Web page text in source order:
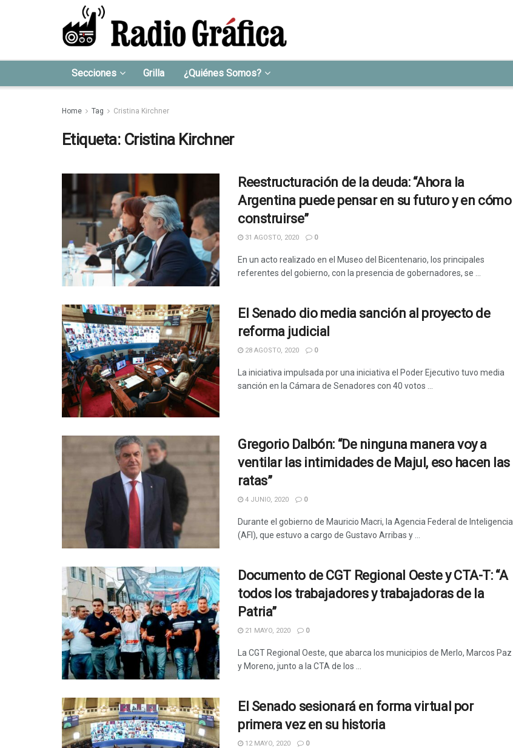
Secciones Grilla ¿Quiénes Somos?
Home Tag Cristina Kirchner
Etiqueta: Cristina Kirchner
Reestructuración de la deuda: “Ahora la
Argentina puede pensar en su futuro y en cómo
construirse”
31 AGOSTO, 2020 0
En un acto realizado en el Museo del Bicentenario, los principales
referentes del gobierno, con la presencia de gobernadores, se ...
El Senado dio media sanción al proyecto de
reforma judicial
28 AGOSTO, 2020 0
La iniciativa impulsada por una iniciativa el Poder Ejecutivo tuvo media
sanción en la Cámara de Senadores con 40 votos ...
Gregorio Dalbón: “De ninguna manera voy a
ventilar las intimidades de Majul, eso hacen las
ratas”
4 JUNIO, 2020 0
Durante el gobierno de Mauricio Macri, la Agencia Federal de Inteligencia
(AFI), que estuvo a cargo de Gustavo Arribas y ...
Documento de CGT Regional Oeste y CTA-T: “A
todos los trabajadores y trabajadoras de la
Patria”
21 MAYO, 2020 0
La CGT Regional Oeste, que abarca los municipios de Merlo, Marcos Paz
y Moreno, junto a la CTA de los ...
El Senado sesionará en forma virtual por
primera vez en su historia
12 MAYO, 2020 0